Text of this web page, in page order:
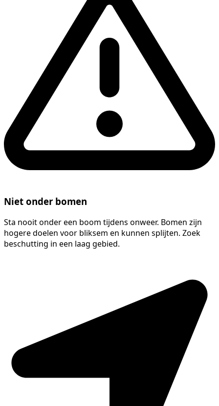
Niet onder bomen
Sta nooit onder een boom tijdens onweer. Bomen zijn
hogere doelen voor bliksem en kunnen splijten. Zoek
beschutting in een laag gebied.